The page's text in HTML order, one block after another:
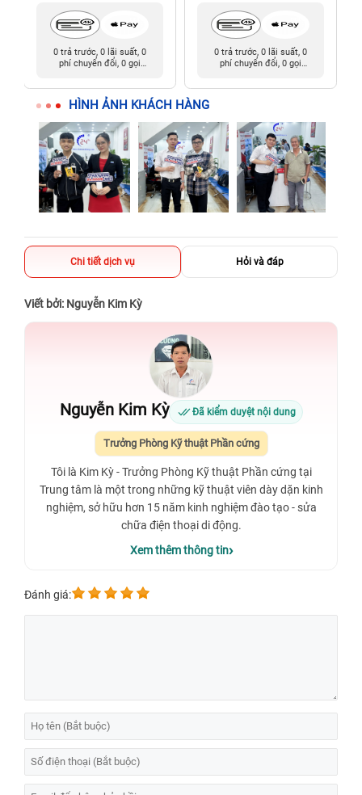
0 trả trước, 0 lãi suất, 0
phí chuyển đổi, 0 gọi
0 trả trước, 0 lãi suất, 0
phí chuyển đổi, 0 gọi
HÌNH ẢNH KHÁCH HÀNG
Chi tiết dịch vụ Hỏi và đáp
Viết bởi: Nguyễn Kim Kỳ
Nguyễn Kim Kỳ Đã kiểm duyệt nội dung
Trưởng Phòng Kỹ thuật Phần cứng
Tôi là Kim Kỳ - Trưởng Phòng Kỹ thuật Phần cứng tại
Trung tâm là một trong những kỹ thuật viên dày dặn kinh
nghiệm, sở hữu hơn 15 năm kinh nghiệm đào tạo - sửa
chữa điện thoại di động.
Xem thêm thông tin
Đánh giá: